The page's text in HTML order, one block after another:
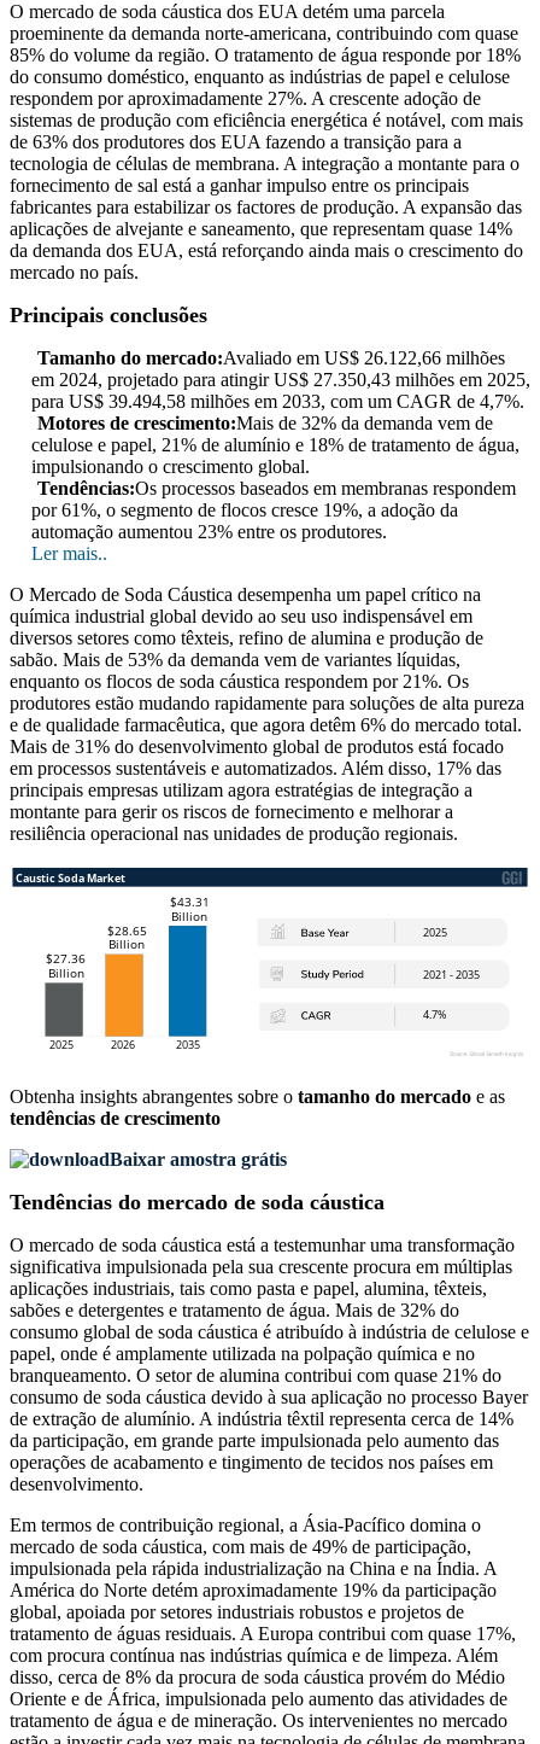
O mercado de soda cáustica dos EUA detém uma parcela
proeminente da demanda norte-americana, contribuindo com quase
85% do volume da região. O tratamento de água responde por 18%
do consumo doméstico, enquanto as indústrias de papel e celulose
respondem por aproximadamente 27%. A crescente adoção de
sistemas de produção com eficiência energética é notável, com mais
de 63% dos produtores dos EUA fazendo a transição para a
tecnologia de células de membrana. A integração a montante para o
fornecimento de sal está a ganhar impulso entre os principais
fabricantes para estabilizar os factores de produção. A expansão das
aplicações de alvejante e saneamento, que representam quase 14%
da demanda dos EUA, está reforçando ainda mais o crescimento do
mercado no país.
Principais conclusões
Tamanho do mercado:Avaliado em US$ 26.122,66 milhões
em 2024, projetado para atingir US$ 27.350,43 milhões em 2025,
para US$ 39.494,58 milhões em 2033, com um CAGR de 4,7%.
Motores de crescimento:Mais de 32% da demanda vem de
celulose e papel, 21% de alumínio e 18% de tratamento de água,
impulsionando o crescimento global.
Tendências:Os processos baseados em membranas respondem
por 61%, o segmento de flocos cresce 19%, a adoção da
automação aumentou 23% entre os produtores.
Ler mais..
O Mercado de Soda Cáustica desempenha um papel crítico na
química industrial global devido ao seu uso indispensável em
diversos setores como têxteis, refino de alumina e produção de
sabão. Mais de 53% da demanda vem de variantes líquidas,
enquanto os flocos de soda cáustica respondem por 21%. Os
produtores estão mudando rapidamente para soluções de alta pureza
e de qualidade farmacêutica, que agora detêm 6% do mercado total.
Mais de 31% do desenvolvimento global de produtos está focado
em processos sustentáveis ​​e automatizados. Além disso, 17% das
principais empresas utilizam agora estratégias de integração a
montante para gerir os riscos de fornecimento e melhorar a
resiliência operacional nas unidades de produção regionais.
Obtenha insights abrangentes sobre o tamanho do mercado e as
tendências de crescimento
Baixar amostra grátis
Tendências do mercado de soda cáustica
O mercado de soda cáustica está a testemunhar uma transformação
significativa impulsionada pela sua crescente procura em múltiplas
aplicações industriais, tais como pasta e papel, alumina, têxteis,
sabões e detergentes e tratamento de água. Mais de 32% do
consumo global de soda cáustica é atribuído à indústria de celulose e
papel, onde é amplamente utilizada na polpação química e no
branqueamento. O setor de alumina contribui com quase 21% do
consumo de soda cáustica devido à sua aplicação no processo Bayer
de extração de alumínio. A indústria têxtil representa cerca de 14%
da participação, em grande parte impulsionada pelo aumento das
operações de acabamento e tingimento de tecidos nos países em
desenvolvimento.
Em termos de contribuição regional, a Ásia-Pacífico domina o
mercado de soda cáustica, com mais de 49% de participação,
impulsionada pela rápida industrialização na China e na Índia. A
América do Norte detém aproximadamente 19% da participação
global, apoiada por setores industriais robustos e projetos de
tratamento de águas residuais. A Europa contribui com quase 17%,
com procura contínua nas indústrias química e de limpeza. Além
disso, cerca de 8% da procura de soda cáustica provém do Médio
Oriente e de África, impulsionada pelo aumento das atividades de
tratamento de água e de mineração. Os intervenientes no mercado